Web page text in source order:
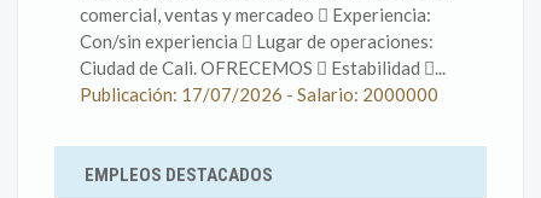
comercial, ventas y mercadeo  Experiencia:
Con/sin experiencia  Lugar de operaciones:
Ciudad de Cali. OFRECEMOS  Estabilidad ...
Publicación: 17/07/2026 - Salario: 2000000
EMPLEOS DESTACADOS